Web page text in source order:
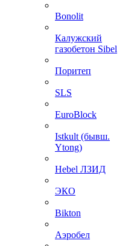
Bonolit
Калужский
газобетон Sibel
Поритеп
SLS
EuroBlock
Istkult (бывш.
Ytong)
Hebel ЛЗИД
ЭКО
Bikton
Аэробел